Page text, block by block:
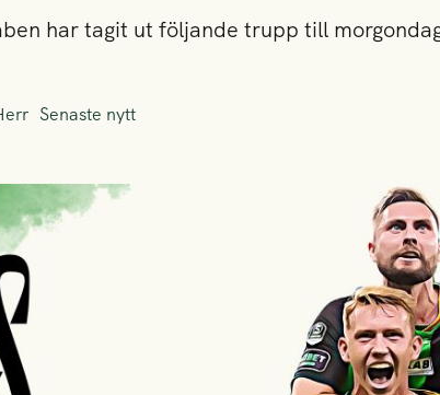
har tagit ut följande trupp till
Senaste nytt